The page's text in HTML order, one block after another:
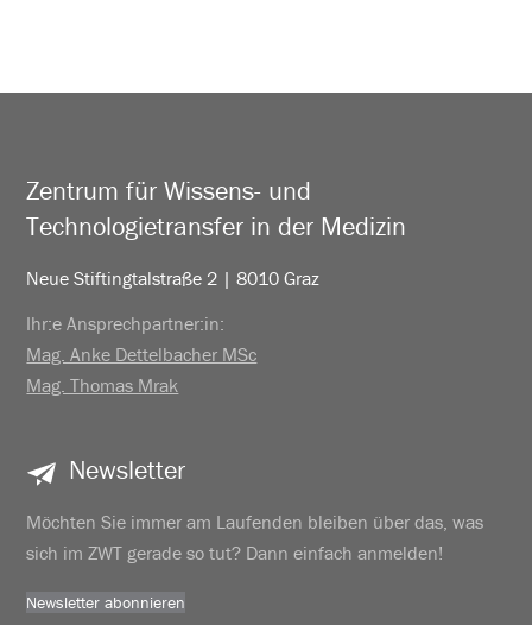
Zentrum für Wissens- und
Technologietransfer in der Medizin
Neue Stiftingtalstraße 2 | 8010 Graz
Ihr:e Ansprechpartner:in:
Mag. Anke Dettelbacher MSc
Mag. Thomas Mrak
Newsletter
Möchten Sie immer am Laufenden bleiben über das, was
sich im ZWT gerade so tut? Dann einfach anmelden!
Newsletter abonnieren